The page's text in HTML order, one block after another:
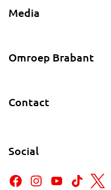
Media
Omroep Brabant
Contact
Social